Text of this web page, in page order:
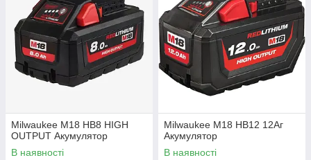
Milwaukee M18 HB8 HIGH
OUTPUT Акумулятор
В наявності
Milwaukee M18 HB12 12Aг
Акумулятор
В наявності